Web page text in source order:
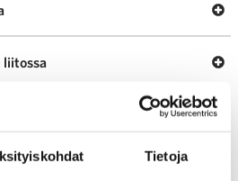
Tietoja
liitossa